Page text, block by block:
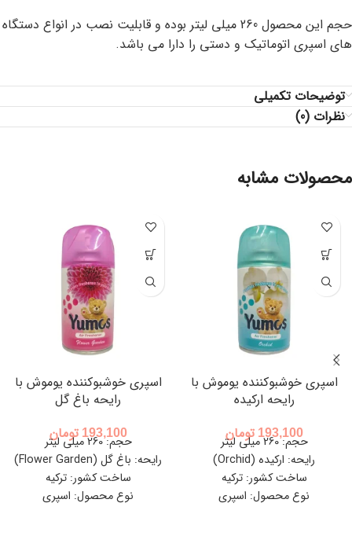
حجم این محصول 260 میلی لیتر بوده و قابلیت نصب در انواع دستگاه
های اسپری اتوماتیک و دستی را دارا می باشد.
توضیحات تکمیلی
نظرات (0)
محصولات مشابه
اسپری خوشبوکننده یوموش با
رایحه ارکیده
193,100 تومان
حجم: 260 میلی لیتر
رایحه: ارکیده (Orchid)
ساخت کشور: ترکیه
نوع محصول: اسپری
اسپری خوشبوکننده یوموش با
رایحه باغ گل
193,100 تومان
حجم: 260 میلی لیتر
رایحه: باغ گل (Flower Garden)
ساخت کشور: ترکیه
نوع محصول: اسپری